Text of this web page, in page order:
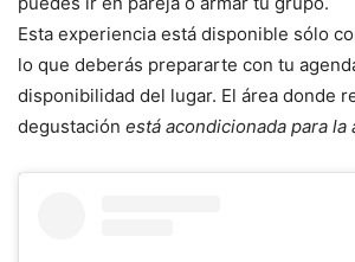
Esta experiencia está disponible sólo
lo que deberás prepararte con tu
disponibilidad del lugar. El área donde
degustación está acondicionada para la